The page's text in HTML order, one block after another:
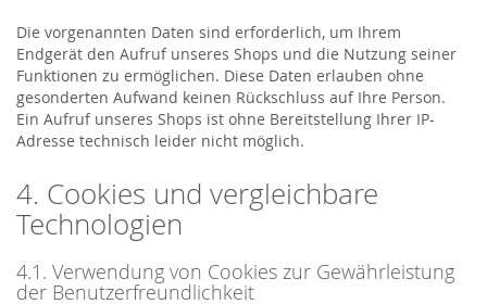
Die vorgenannten Daten sind erforderlich, um Ihrem
Endgerät den Aufruf unseres Shops und die Nutzung seiner
Funktionen zu ermöglichen. Diese Daten erlauben ohne
gesonderten Aufwand keinen Rückschluss auf Ihre Person.
Ein Aufruf unseres Shops ist ohne Bereitstellung Ihrer IP-
Adresse technisch leider nicht möglich.
4. Cookies und vergleichbare
Technologien
4.1. Verwendung von Cookies zur Gewährleistung
der Benutzerfreundlichkeit